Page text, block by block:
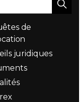
de
juridiques